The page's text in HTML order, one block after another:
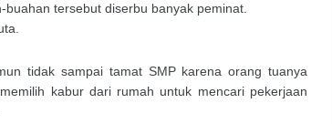
tersebut diserbu banyak peminat.
tidak sampai tamat SMP karena orang tuanya
kabur dari rumah untuk mencari pekerjaan